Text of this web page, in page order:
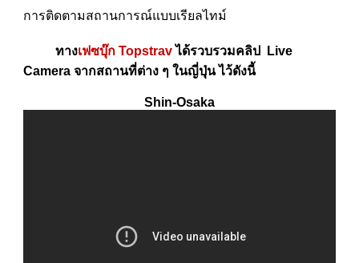
การติดตามสถานการณ์แบบเรียลไทม์
ทางเฟซบุ๊ก Topstravได้รวบรวมคลิป Live
Camera จากสถานที่ต่าง ๆ ในญี่ปุ่น ไว้ดังนี้
Shin-Osaka